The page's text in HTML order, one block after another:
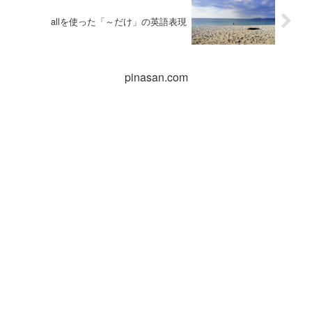
allを使った「～だけ」の英語表現
pinasan.com